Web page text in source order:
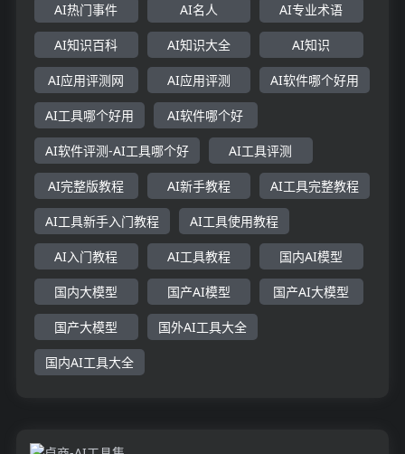
AI热门事件 AI名人 AI专业术语
AI知识百科 AI知识大全 AI知识
AI应用评测网 AI应用评测 AI软件哪个好用
AI工具哪个好用 AI软件哪个好
AI软件评测-AI工具哪个好 AI工具评测
AI完整版教程 AI新手教程 AI工具完整教程
AI工具新手入门教程 AI工具使用教程
AI入门教程 AI工具教程 国内AI模型
国内大模型 国产AI模型 国产AI大模型
国产大模型 国外AI工具大全
国内AI工具大全